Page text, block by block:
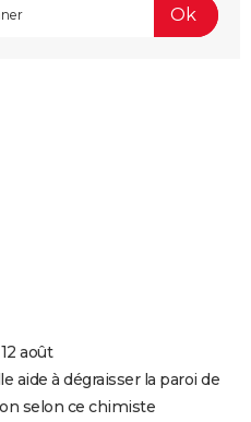
août
aide à dégraisser la paroi de
selon ce chimiste